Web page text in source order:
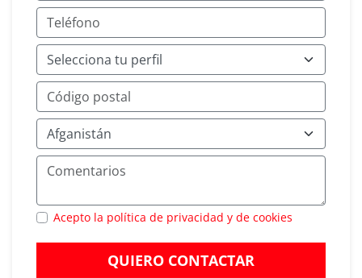
Acepto la política de privacidad y de cookies
QUIERO CONTACTAR